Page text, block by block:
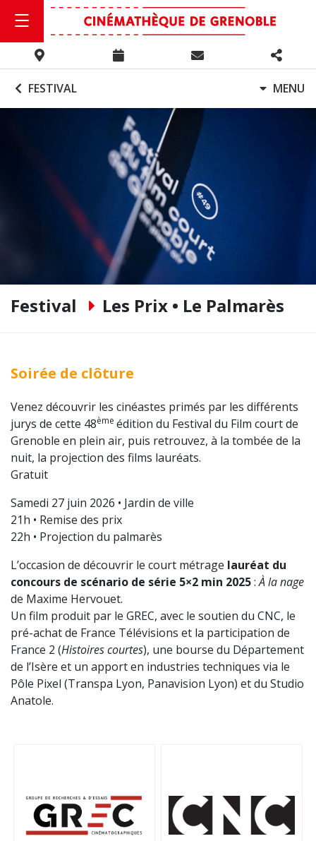
FESTIVAL MENU
Festival Les Prix • Le Palmarès
Soirée de clôture
Venez découvrir les cinéastes primés par les différents
jurys de cette 48ème édition du Festival du Film court de
Grenoble en plein air, puis retrouvez, à la tombée de la
nuit, la projection des films lauréats.
Gratuit
Samedi 27 juin 2026 • Jardin de ville
21h • Remise des prix
22h • Projection du palmarès
L’occasion de découvrir le court métrage lauréat du
concours de scénario de série 5×2 min 2025:À la nage
de Maxime Hervouet.
Un film produit par le GREC, avec le soutien du CNC, le
pré-achat de France Télévisions et la participation de
France 2 (Histoires courtes), une bourse du Département
de l’Isère et un apport en industries techniques via le
Pôle Pixel (Transpa Lyon, Panavision Lyon) et du Studio
Anatole.